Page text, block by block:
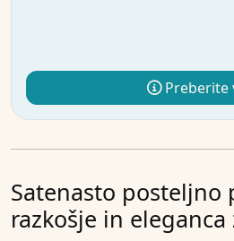
Preberite
Satenasto posteljno
razkošje in